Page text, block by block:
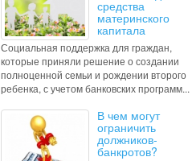
средства
материнского
капитала
Социальная поддержка для граждан,
которые приняли решение о создании
полноценной семьи и рождении второго
ребенка, с учетом банковских программ...
В чем могут
ограничить
должников-
банкротов?